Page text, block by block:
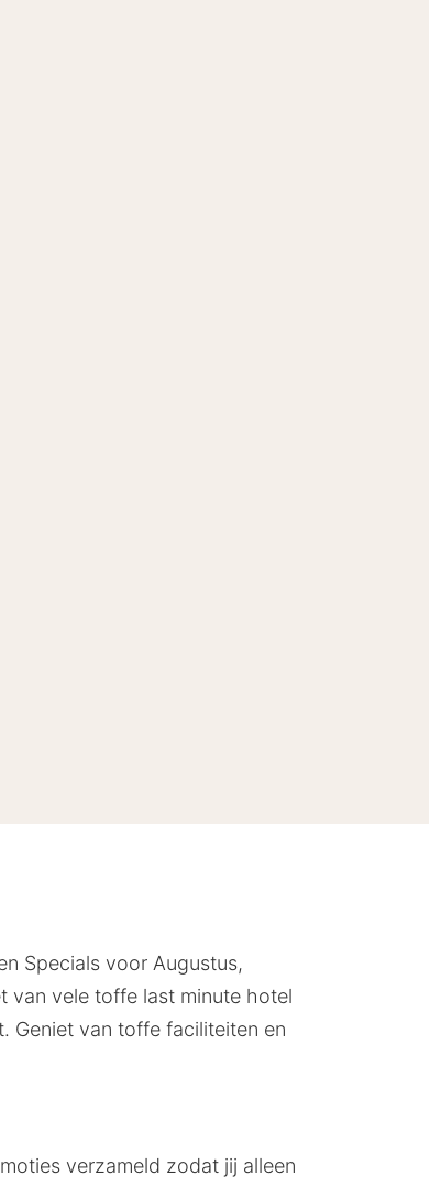
Specials voor Augustus,
van vele toffe last minute hotel
Geniet van toffe faciliteiten en
verzameld zodat jij alleen